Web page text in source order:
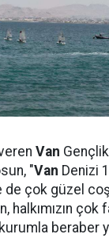
Van
"Van Denizi
de çok güzel
halkımızın çok
beraber